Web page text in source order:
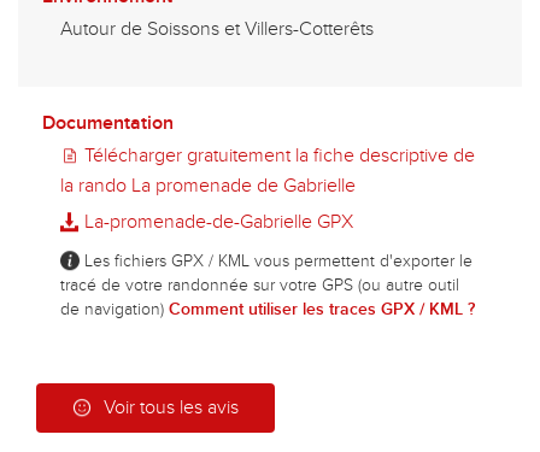
Autour de Soissons et Villers-Cotterêts
Documentation
Télécharger gratuitement la fiche descriptive de
la rando La promenade de Gabrielle
La-promenade-de-Gabrielle GPX
Les fichiers GPX / KML vous permettent d'exporter le
tracé de votre randonnée sur votre GPS (ou autre outil
de navigation) Comment utiliser les traces GPX / KML ?
Voir tous les avis